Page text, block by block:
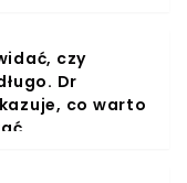
czy
Dr
co warto